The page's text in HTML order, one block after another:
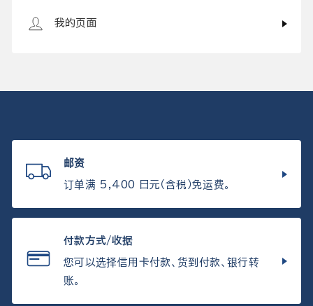
我的页面
邮资
订单满 5,400 日元（含税）免运费。
付款方式/收据
您可以选择信用卡付款、货到付款、银行转
账。